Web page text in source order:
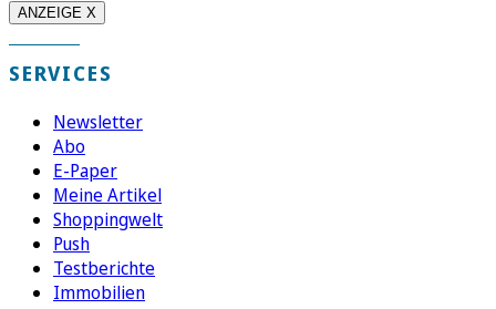
ANZEIGE X
SERVICES
Newsletter
Abo
E-Paper
Meine Artikel
Shoppingwelt
Push
Testberichte
Immobilien